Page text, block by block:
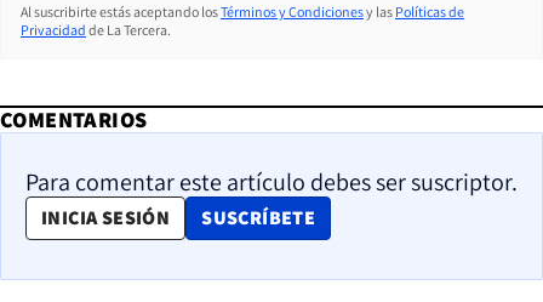
Al suscribirte estás aceptando losTérminos y Condicionesy las Políticas de
Privacidad de La Tercera.
COMENTARIOS
Para comentar este artículo debes ser suscriptor.
INICIA SESIÓN SUSCRÍBETE
OPENS IN NEW WINDOW